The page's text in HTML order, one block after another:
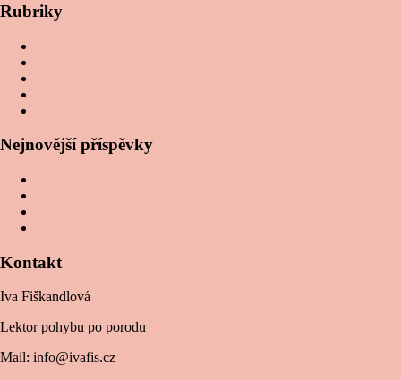
Rubriky
Nejnovější příspěvky
Kontakt
Iva Fiškandlová
Lektor pohybu po porodu
Mail: info@ivafis.cz